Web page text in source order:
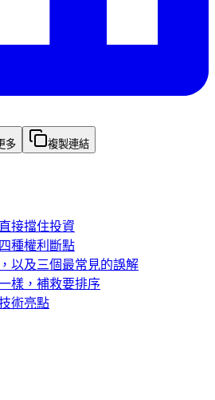
多 複製連結
接擋住投資
種權利斷點
以及三個最常見的誤解
樣，補救要排序
術亮點